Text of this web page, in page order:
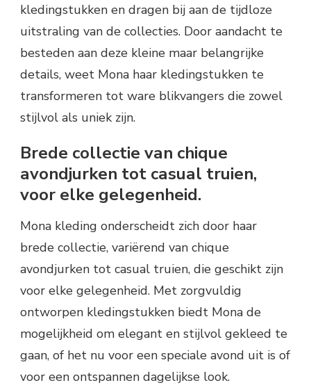
kledingstukken en dragen bij aan de tijdloze
uitstraling van de collecties. Door aandacht te
besteden aan deze kleine maar belangrijke
details, weet Mona haar kledingstukken te
transformeren tot ware blikvangers die zowel
stijlvol als uniek zijn.
Brede collectie van chique
avondjurken tot casual truien,
voor elke gelegenheid.
Mona kleding onderscheidt zich door haar
brede collectie, variërend van chique
avondjurken tot casual truien, die geschikt zijn
voor elke gelegenheid. Met zorgvuldig
ontworpen kledingstukken biedt Mona de
mogelijkheid om elegant en stijlvol gekleed te
gaan, of het nu voor een speciale avond uit is of
voor een ontspannen dagelijkse look.